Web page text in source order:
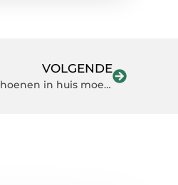
VOLGENDE
Dit zijn vier redenen waarom je altijd snijwerende handschoenen in huis moet hebben!